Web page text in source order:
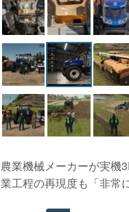
農業機械メーカーが実機
業工程の再現度も「非常